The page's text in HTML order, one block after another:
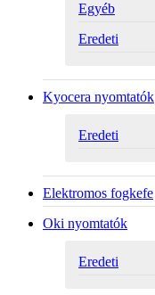
Egyéb
Eredeti
Kyocera nyomtatók
Eredeti
Elektromos fogkefe
Oki nyomtatók
Eredeti